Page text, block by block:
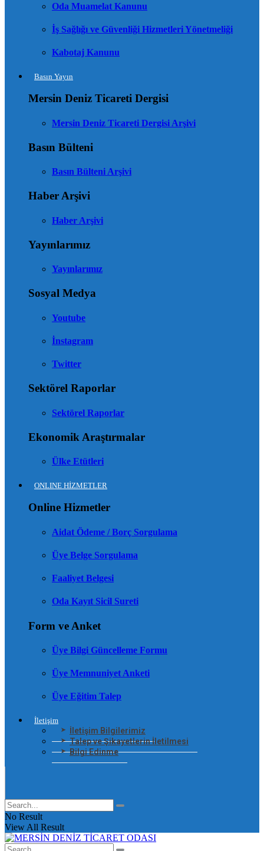
Oda Muamelat Kanunu
İş Sağlığı ve Güvenliği Hizmetleri Yönetmeliği
Kabotaj Kanunu
Basın Yayın
Mersin Deniz Ticareti Dergisi
Mersin Deniz Ticareti Dergisi Arşivi
Basın Bülteni
Basın Bülteni Arşivi
Haber Arşivi
Haber Arşivi
Yayınlarımız
Yayınlarımız
Sosyal Medya
Youtube
İnstagram
Twitter
Sektörel Raporlar
Sektörel Raporlar
Ekonomik Araştırmalar
Ülke Etütleri
ONLINE HİZMETLER
Online Hizmetler
Aidat Ödeme / Borç Sorgulama
Üye Belge Sorgulama
Faaliyet Belgesi
Oda Kayıt Sicil Sureti
Form ve Anket
Üye Bilgi Güncelleme Formu
Üye Memnuniyet Anketi
Üye Eğitim Talep
İletişim
İletişim Bilgilerimiz
Talep ve Şikayetlerin İletilmesi
Bilgi Edinme
No Result
View All Result